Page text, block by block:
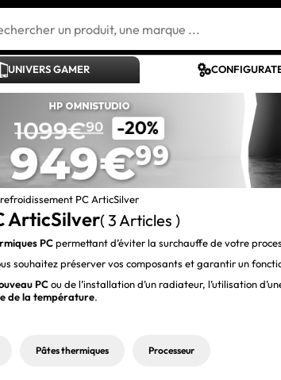
UNIVERS GAMER
PC ArticSilver
ArticSilver( 3 Articles )
PCpermettant d’éviter la surchauffe de votre
souhaitez préserver vos composants et garantir un
PCou de l’installation d’un radiateur, l’utilisation
de la température.
Pâtes thermiques Processeur